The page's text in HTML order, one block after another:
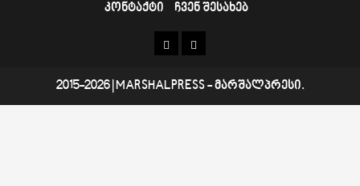
კონტაქტი ჩვენ შესახებ
კონტაქტი
ჩვენ
2015-2026 MARSHALPRESS- მარშალპრესი.